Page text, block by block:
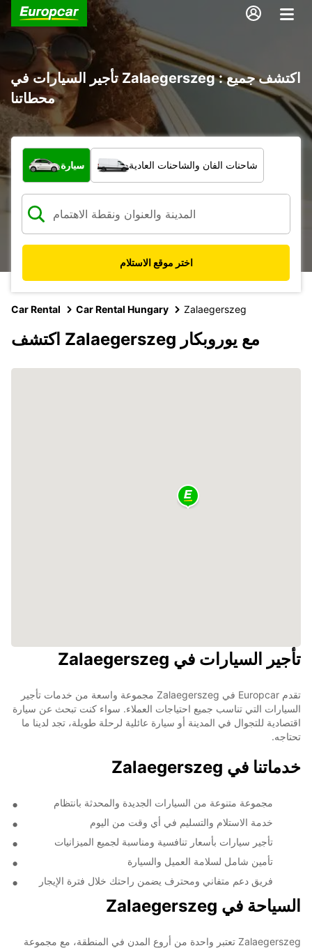
تأجير السيارات في Zalaegerszeg : اكتشف جميع
محطاتنا
ما نوع المركبة؟
سيارة شاحنات الفان والشاحنات العادية
اختر موقع الاستلام
Car Rental Car Rental Hungary Zalaegerszeg
اكتشف Zalaegerszeg مع يوروبكار
تأجير السيارات في Zalaegerszeg
تقدم Europcar في Zalaegerszeg مجموعة واسعة من خدمات تأجير
السيارات التي تناسب جميع احتياجات العملاء. سواء كنت تبحث عن سيارة
اقتصادية للتجوال في المدينة أو سيارة عائلية لرحلة طويلة، تجد لدينا ما
تحتاجه.
خدماتنا في Zalaegerszeg
مجموعة متنوعة من السيارات الجديدة والمحدثة بانتظام
خدمة الاستلام والتسليم في أي وقت من اليوم
تأجير سيارات بأسعار تنافسية ومناسبة لجميع الميزانيات
تأمين شامل لسلامة العميل والسيارة
فريق دعم متفاني ومحترف يضمن راحتك خلال فترة الإيجار
السياحة في Zalaegerszeg
Zalaegerszeg تعتبر واحدة من أروع المدن في المنطقة، مع مجموعة